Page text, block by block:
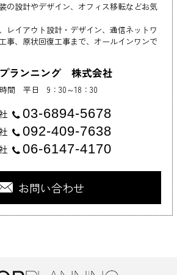
の設計やデザイン、オフィス移転などお気
レイアウト設計・デザイン、通信ネットワ
事、原状回復工事まで、オールインワンで
プランニング 株式会社
間 平日 9：30～18：30
03-6894-5678
092-409-7638
06-6147-4170
お問い合わせ